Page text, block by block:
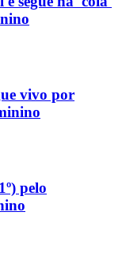
vivo por
pelo